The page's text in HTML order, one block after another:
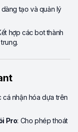
dàng tạo và quản lý
hợp các bot thành
cá nhận hóa dựa trên
Pro: Cho phép thoát